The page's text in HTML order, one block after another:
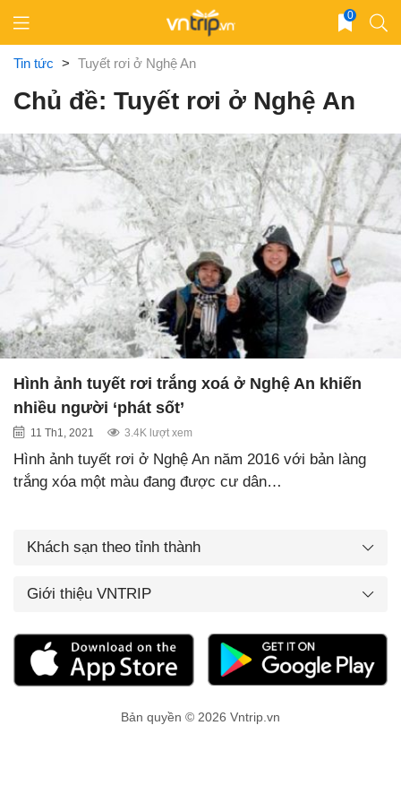
content
0
Tin tức > Tuyết rơi ở Nghệ An
Chủ đề: Tuyết rơi ở Nghệ An
Hình ảnh tuyết rơi trắng xoá ở Nghệ An khiến
nhiều người ‘phát sốt’
11 Th1, 2021 3.4K lượt xem
Hình ảnh tuyết rơi ở Nghệ An năm 2016 với bản làng
trắng xóa một màu đang được cư dân…
Khách sạn theo tỉnh thành
Giới thiệu VNTRIP
Bản quyền © 2026 Vntrip.vn